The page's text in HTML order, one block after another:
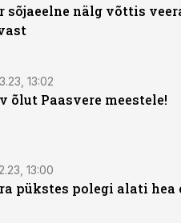
sõjaeelne nälg võttis
13:02
õlut Paasvere meestele!
13:00
pükstes polegi alati hea